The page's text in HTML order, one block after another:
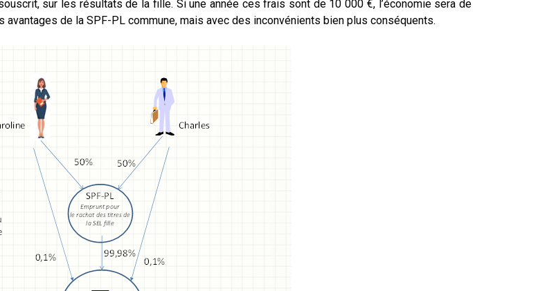
sur les résultats de la fille. Si une année ces frais sont de 10 000 €, l’économie sera de
avantages de la SPF-PL commune, mais avec des inconvénients bien plus conséquents.